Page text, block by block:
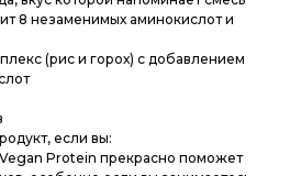
8 незаменимых аминокислот и
(рис и горох) с добавлением
если вы:
Vegan Protein прекрасно поможет